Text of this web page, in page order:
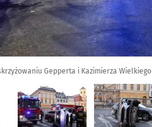
Gepperta i Kazimierza Wielkiego